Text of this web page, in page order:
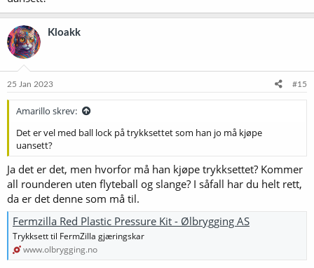
er åpenlyst øl ut
Edit: det igjen minte meg på at du må nok ha en ball lock med
slange til blow off under gjæring... Hoff det baller på seg
Kloakk
25 Jan 2023 #15
Amarillo skrev:
Det er vel med ball lock på trykksettet som han jo må kjøpe
uansett?
Ja det er det, men hvorfor må han kjøpe trykksettet? Kommer
all rounderen uten flyteball og slange? I såfall har du helt rett,
da er det denne som må til.
Fermzilla Red Plastic Pressure Kit - Ølbrygging AS
Trykksett til FermZilla gjæringskar
www.olbrygging.no